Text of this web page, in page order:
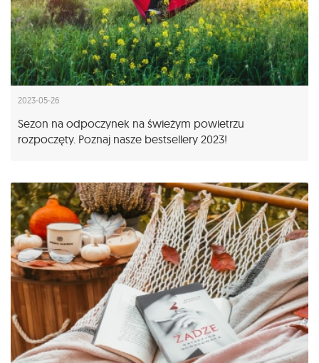
2023-05-26
Sezon na odpoczynek na świeżym powietrzu
rozpoczęty. Poznaj nasze bestsellery 2023!